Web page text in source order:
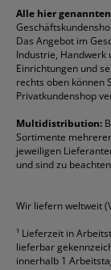
Reklamation /
Vertrag
Rabatte &
Briefumschläge
Druckerpatronen
Etiketten
Fineliner
Folienschreiber
Formulare
Gelschreiber
Geschäftsbücher
Durable
DYMO
Edding
Esselte
Faber-Castell
Fellowes
Franken
Fripa
HP
Alle hier
Das Angebot im
Industrie, Handwerk
Einrichtungen und
rechts oben können
Privatkundenshop
Multidistribution:
Sortimente
jeweiligen
und sind zu
Wir liefern weltweit
¹ Lieferzeit in
lieferbar
innerhalb 1